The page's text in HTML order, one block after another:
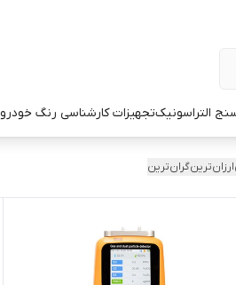
التراسونیکتجهیزات کارشناسی رنگ خودرو
ارزان‌ترینگران‌ترین